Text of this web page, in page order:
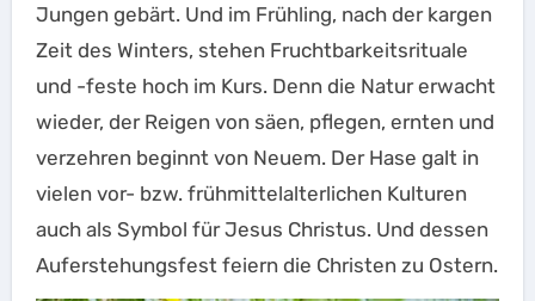
Jungen gebärt. Und im Frühling, nach der kargen
Zeit des Winters, stehen Fruchtbarkeitsrituale
und -feste hoch im Kurs. Denn die Natur erwacht
wieder, der Reigen von säen, pflegen, ernten und
verzehren beginnt von Neuem. Der Hase galt in
vielen vor- bzw. frühmittelalterlichen Kulturen
auch als Symbol für Jesus Christus. Und dessen
Auferstehungsfest feiern die Christen zu Ostern.